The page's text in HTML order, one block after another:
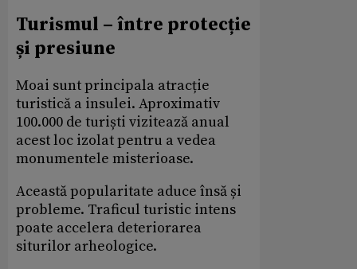
Turismul – între protecție
și presiune
Moai sunt principala atracție
turistică a insulei. Aproximativ
100.000 de turiști vizitează anual
acest loc izolat pentru a vedea
monumentele misterioase.
Această popularitate aduce însă și
probleme. Traficul turistic intens
poate accelera deteriorarea
siturilor arheologice.